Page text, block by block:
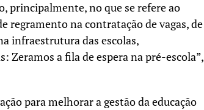
principalmente, no que se refere ao
regramento na contratação de vagas, de
infraestrutura das escolas,
a fila de espera na pré-escola”,
para melhorar a gestão da educação